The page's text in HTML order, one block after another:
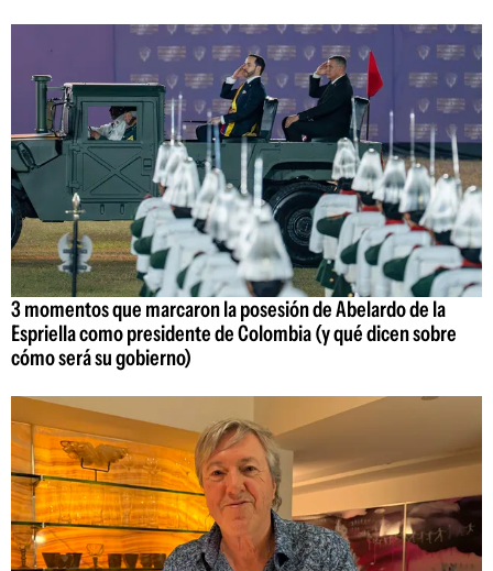
3 momentos que marcaron la posesión de Abelardo de la
Espriella como presidente de Colombia (y qué dicen sobre
cómo será su gobierno)